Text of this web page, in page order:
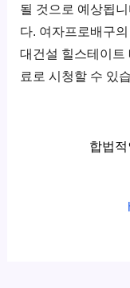
될 것으로 예상됩
다. 여자프로배구
대건설 힐스테이트
료로 시청할 수 있
합법